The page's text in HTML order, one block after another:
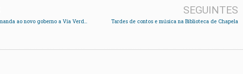
O BNG de Soutomaior demanda ao novo goberno a Vía Verde e máis seguridade na N550
SEGUINTES
Tardes de contos e música na Biblioteca de Chapela